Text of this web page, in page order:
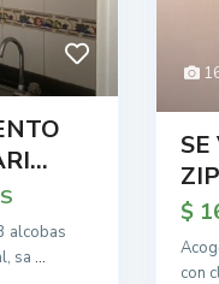
alcobas
sa ...
$
con